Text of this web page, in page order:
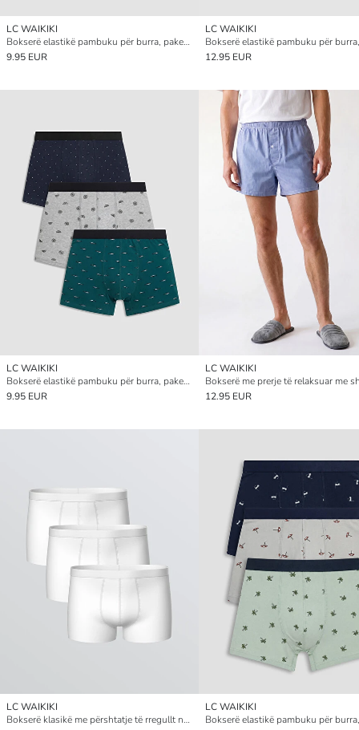
LC WAIKIKI
Bokserë elastikë pambuku për burra, paketim 3 copë
9.95 EUR
LC WAIKIKI
12.95 EUR
LC WAIKIKI
Bokserë elastikë pambuku për burra, paketim 3-copësh
9.95 EUR
LC WAIKIKI
12.95 EUR
LC WAIKIKI
Bokserë klasikë me përshtatje të rregullt nga pambuk elastik për burra, set me tre copë
LC WAIKIKI